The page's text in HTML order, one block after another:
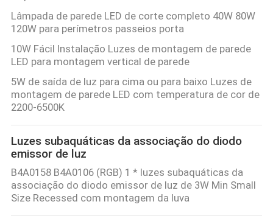
Lâmpada de parede LED de corte completo 40W 80W
120W para perímetros passeios porta
10W Fácil Instalação Luzes de montagem de parede
LED para montagem vertical de parede
5W de saída de luz para cima ou para baixo Luzes de
montagem de parede LED com temperatura de cor de
2200-6500K
Luzes subaquáticas da associação do diodo
emissor de luz
B4A0158 B4A0106 (RGB) 1 * luzes subaquáticas da
associação do diodo emissor de luz de 3W Min Small
Size Recessed com montagem da luva